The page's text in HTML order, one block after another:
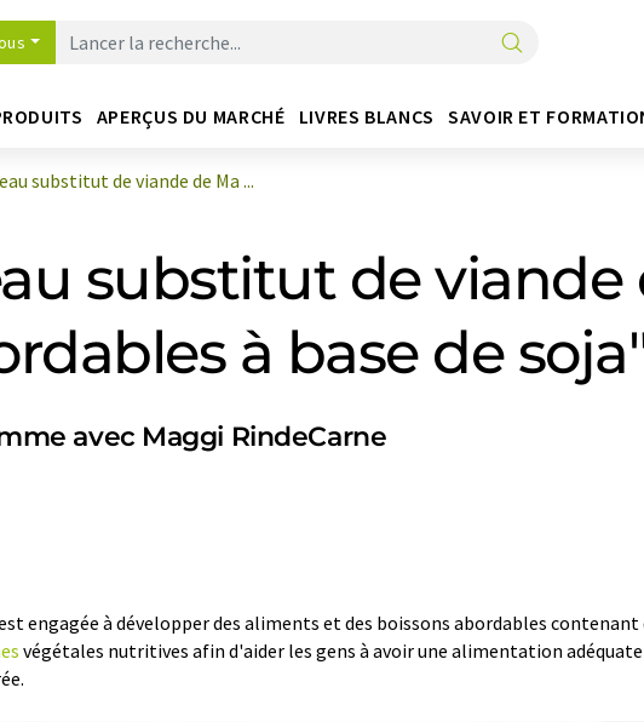
APERÇUS DU MARCHÉ LIVRES BLANCS SAVOIR ET
substitut de viande de Ma ...
substitut de viande
à base de
avec Maggi RindeCarne
engagée à développer des aliments et des boissons abordables contenant
végétales nutritives afin d'aider les gens à avoir une alimentation